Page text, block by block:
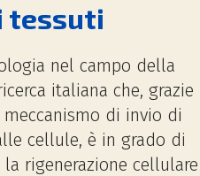
tessuti
nel campo della
italiana che, grazie
di invio di
cellule, è in grado di
rigenerazione cellulare